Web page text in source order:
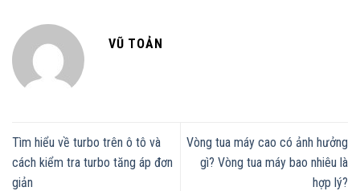
VŨ TOẢN
Tìm hiểu về turbo trên ô tô và
cách kiểm tra turbo tăng áp đơn
giản
Vòng tua máy cao có ảnh hưởng
gì? Vòng tua máy bao nhiêu là
hợp lý?